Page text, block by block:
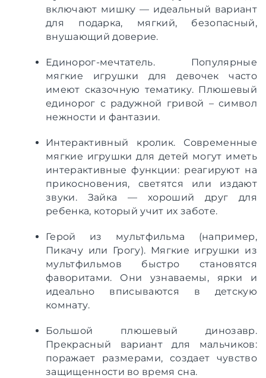
включают мишку — идеальный вариант
для подарка, мягкий, безопасный,
внушающий доверие.
Единорог-мечтатель. Популярные
мягкие игрушки для девочек часто
имеют сказочную тематику. Плюшевый
единорог с радужной гривой – символ
нежности и фантазии.
Интерактивный кролик. Современные
мягкие игрушки для детей могут иметь
интерактивные функции: реагируют на
прикосновения, светятся или издают
звуки. Зайка — хороший друг для
ребенка, который учит их заботе.
Герой из мультфильма (например,
Пикачу или Грогу). Мягкие игрушки из
мультфильмов быстро становятся
фаворитами. Они узнаваемы, ярки и
идеально вписываются в детскую
комнату.
Большой плюшевый динозавр.
Прекрасный вариант для мальчиков:
поражает размерами, создает чувство
защищенности во время сна.